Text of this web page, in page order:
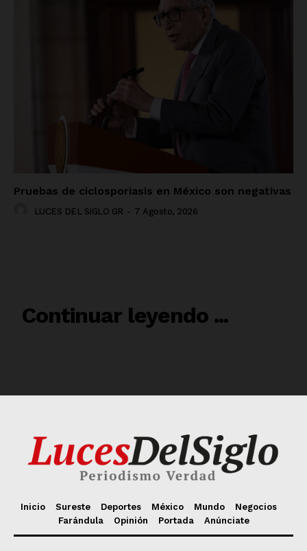
Inicio Sureste Deportes México Mundo
Negocios
Farándula
Opinión Portada Anúnciate